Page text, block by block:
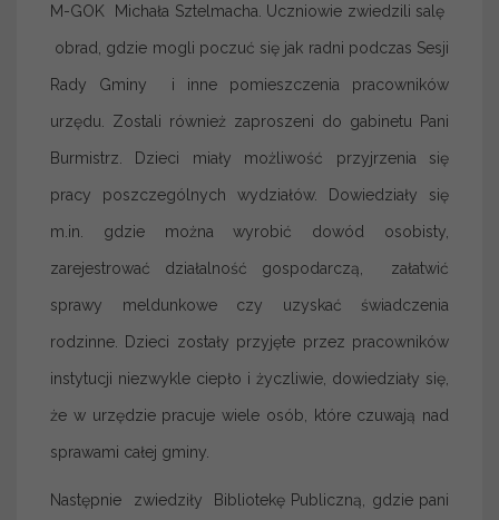
M-GOK Michała Sztelmacha. Uczniowie zwiedzili salę
obrad, gdzie mogli poczuć się jak radni podczas Sesji
Rady Gminy i inne pomieszczenia pracowników
urzędu. Zostali również zaproszeni do gabinetu Pani
Burmistrz. Dzieci miały możliwość przyjrzenia się
pracy poszczególnych wydziałów. Dowiedziały się
m.in. gdzie można wyrobić dowód osobisty,
zarejestrować działalność gospodarczą, załatwić
sprawy meldunkowe czy uzyskać świadczenia
rodzinne. Dzieci zostały przyjęte przez pracowników
instytucji niezwykle ciepło i życzliwie, dowiedziały się,
że w urzędzie pracuje wiele osób, które czuwają nad
sprawami całej gminy.
Następnie zwiedziły Bibliotekę Publiczną, gdzie pani